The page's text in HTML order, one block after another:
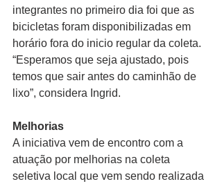
integrantes no primeiro dia foi que as
bicicletas foram disponibilizadas em
horário fora do inicio regular da coleta.
“Esperamos que seja ajustado, pois
temos que sair antes do caminhão de
lixo”, considera Ingrid.
Melhorias
A iniciativa vem de encontro com a
atuação por melhorias na coleta
seletiva local que vem sendo realizada